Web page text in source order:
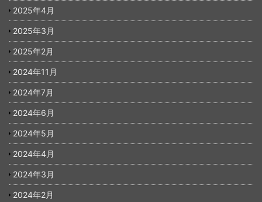
2025年4月
2025年3月
2025年2月
2024年11月
2024年7月
2024年6月
2024年5月
2024年4月
2024年3月
2024年2月